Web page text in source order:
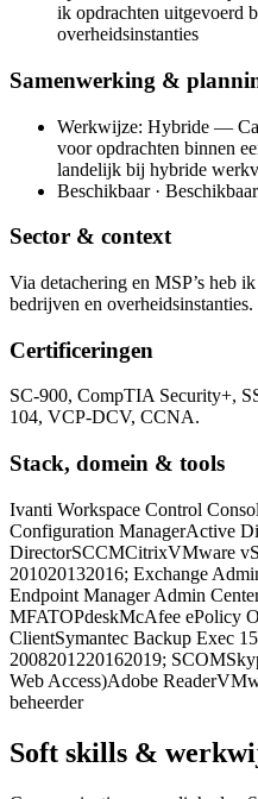
ik opdrachten uitgevoerd
overheidsinstanties
Samenwerking &
Werkwijze: Hybride —
voor opdrachten binnen
landelijk bij hybride
Beschikbaar ·
Sector & context
Via detachering en MSP’s heb
bedrijven en overheidsinstanties.
Certificeringen
SC-900, CompTIA Security+,
104, VCP-DCV, CCNA.
Stack, domein & tools
Ivanti Workspace Control
Configuration ManagerActive
DirectorSCCMCitrixVMware
201020132016; Exchange
Endpoint Manager Admin
MFATOPdeskMcAfee ePolicy
ClientSymantec Backup Exec 15
2008201220162019; SCOM
Web Access)Adobe Reader
beheerder
Soft skills &